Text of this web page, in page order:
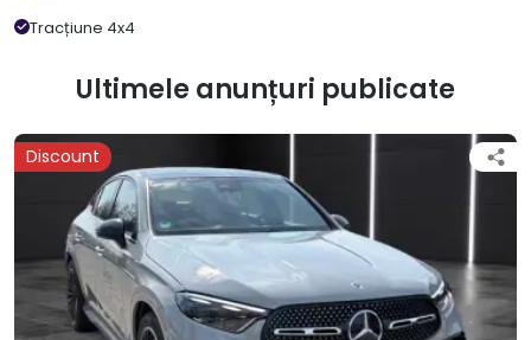
Tracțiune 4x4
Ultimele anunțuri publicate
Discount